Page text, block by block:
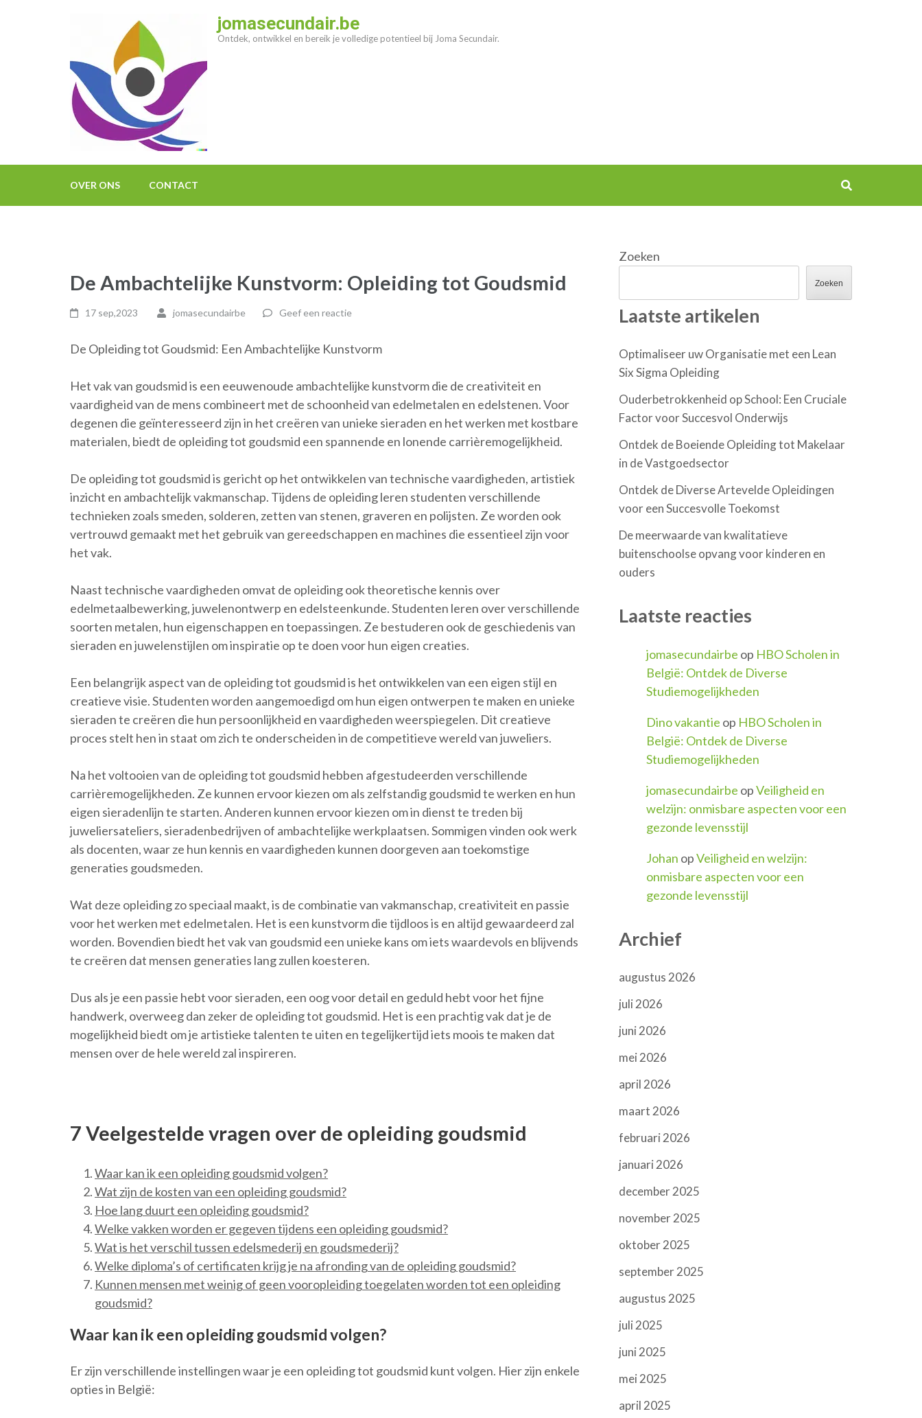
jomasecundair.be
Ontdek, ontwikkel en bereik je volledige potentieel bij Joma Secundair.
OVER ONS CONTACT
De Ambachtelijke Kunstvorm: Opleiding tot Goudsmid
17 sep,2023 jomasecundairbe Geef een reactie
De Opleiding tot Goudsmid: Een Ambachtelijke Kunstvorm
Het vak van goudsmid is een eeuwenoude ambachtelijke kunstvorm die de creativiteit en
vaardigheid van de mens combineert met de schoonheid van edelmetalen en edelstenen. Voor
degenen die geïnteresseerd zijn in het creëren van unieke sieraden en het werken met kostbare
materialen, biedt de opleiding tot goudsmid een spannende en lonende carrièremogelijkheid.
De opleiding tot goudsmid is gericht op het ontwikkelen van technische vaardigheden, artistiek
inzicht en ambachtelijk vakmanschap. Tijdens de opleiding leren studenten verschillende
technieken zoals smeden, solderen, zetten van stenen, graveren en polijsten. Ze worden ook
vertrouwd gemaakt met het gebruik van gereedschappen en machines die essentieel zijn voor
het vak.
Naast technische vaardigheden omvat de opleiding ook theoretische kennis over
edelmetaalbewerking, juwelenontwerp en edelsteenkunde. Studenten leren over verschillende
soorten metalen, hun eigenschappen en toepassingen. Ze bestuderen ook de geschiedenis van
sieraden en juwelenstijlen om inspiratie op te doen voor hun eigen creaties.
Een belangrijk aspect van de opleiding tot goudsmid is het ontwikkelen van een eigen stijl en
creatieve visie. Studenten worden aangemoedigd om hun eigen ontwerpen te maken en unieke
sieraden te creëren die hun persoonlijkheid en vaardigheden weerspiegelen. Dit creatieve
proces stelt hen in staat om zich te onderscheiden in de competitieve wereld van juweliers.
Na het voltooien van de opleiding tot goudsmid hebben afgestudeerden verschillende
carrièremogelijkheden. Ze kunnen ervoor kiezen om als zelfstandig goudsmid te werken en hun
eigen sieradenlijn te starten. Anderen kunnen ervoor kiezen om in dienst te treden bij
juweliersateliers, sieradenbedrijven of ambachtelijke werkplaatsen. Sommigen vinden ook werk
als docenten, waar ze hun kennis en vaardigheden kunnen doorgeven aan toekomstige
generaties goudsmeden.
Wat deze opleiding zo speciaal maakt, is de combinatie van vakmanschap, creativiteit en passie
voor het werken met edelmetalen. Het is een kunstvorm die tijdloos is en altijd gewaardeerd zal
worden. Bovendien biedt het vak van goudsmid een unieke kans om iets waardevols en blijvends
te creëren dat mensen generaties lang zullen koesteren.
Dus als je een passie hebt voor sieraden, een oog voor detail en geduld hebt voor het fijne
handwerk, overweeg dan zeker de opleiding tot goudsmid. Het is een prachtig vak dat je de
mogelijkheid biedt om je artistieke talenten te uiten en tegelijkertijd iets moois te maken dat
mensen over de hele wereld zal inspireren.
7 Veelgestelde vragen over de opleiding goudsmid
Waar kan ik een opleiding goudsmid volgen?
Wat zijn de kosten van een opleiding goudsmid?
Hoe lang duurt een opleiding goudsmid?
Welke vakken worden er gegeven tijdens een opleiding goudsmid?
Wat is het verschil tussen edelsmederij en goudsmederij?
Welke diploma’s of certificaten krijg je na afronding van de opleiding goudsmid?
Kunnen mensen met weinig of geen vooropleiding toegelaten worden tot een opleiding
goudsmid?
Waar kan ik een opleiding goudsmid volgen?
Er zijn verschillende instellingen waar je een opleiding tot goudsmid kunt volgen. Hier zijn enkele
opties in België:
Zoeken
Zoeken
Laatste artikelen
Optimaliseer uw Organisatie met een Lean
Six Sigma Opleiding
Ouderbetrokkenheid op School: Een Cruciale
Factor voor Succesvol Onderwijs
Ontdek de Boeiende Opleiding tot Makelaar
in de Vastgoedsector
Ontdek de Diverse Artevelde Opleidingen
voor een Succesvolle Toekomst
De meerwaarde van kwalitatieve
buitenschoolse opvang voor kinderen en
ouders
Laatste reacties
jomasecundairbe op HBO Scholen in
België: Ontdek de Diverse
Studiemogelijkheden
Dino vakantie op HBO Scholen in
België: Ontdek de Diverse
Studiemogelijkheden
jomasecundairbe opVeiligheid en
welzijn: onmisbare aspecten voor een
gezonde levensstijl
Johan opVeiligheid en welzijn:
onmisbare aspecten voor een
gezonde levensstijl
Archief
augustus 2026
juli 2026
juni 2026
mei 2026
april 2026
maart 2026
februari 2026
januari 2026
december 2025
november 2025
oktober 2025
september 2025
augustus 2025
juli 2025
juni 2025
mei 2025
april 2025